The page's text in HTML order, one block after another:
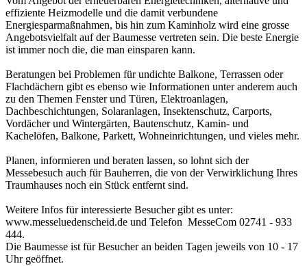
effiziente Heizmodelle und die damit verbundene
Energiesparmaßnahmen, bis hin zum Kaminholz wird eine grosse
Angebotsvielfalt auf der Baumesse vertreten sein. Die beste Energie
ist immer noch die, die man einsparen kann.
Beratungen bei Problemen für undichte Balkone, Terrassen oder
Flachdächern gibt es ebenso wie Informationen unter anderem auch
zu den Themen Fenster und Türen, Elektroanlagen,
Dachbeschichtungen, Solaranlagen, Insektenschutz, Carports,
Vordächer und Wintergärten, Bautenschutz, Kamin- und
Kachelöfen, Balkone, Parkett, Wohneinrichtungen, und vieles mehr.
Planen, informieren und beraten lassen, so lohnt sich der
Messebesuch auch für Bauherren, die von der Verwirklichung Ihres
Traumhauses noch ein Stück entfernt sind.
Weitere Infos für interessierte Besucher gibt es unter:
www.messeluedenscheid.de und Telefon MesseCom 02741 - 933
444.
Die Baumesse ist für Besucher an beiden Tagen jeweils von 10 - 17
Uhr geöffnet.